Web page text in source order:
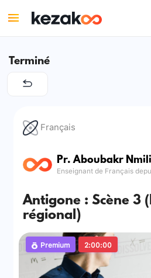
Terminé
Français
Pr. Aboubakr Nmili
Enseignant de Français
Antigone : Scène 3
régional)
Premium 2:00:00